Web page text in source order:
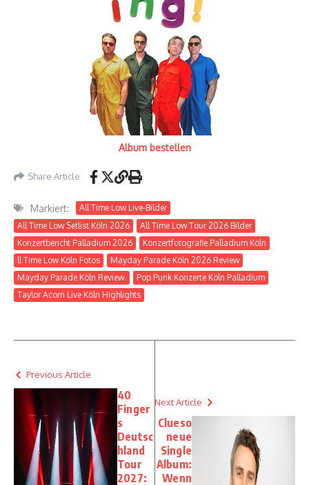
Album bestellen
Share Article
Markiert:
All Time Low Live-Bilder
All Time Low Setlist Köln 2026
All Time Low Tour 2026 Bilder
Konzertbericht Palladium 2026
Konzertfotografie Palladium Köln
ll Time Low Köln Fotos
Mayday Parade Köln 2026 Review
Mayday Parade Köln Review.
Pop Punk Konzerte Köln Palladium
Taylor Acorn Live Köln Highlights
Previous Article
40
Finger
s
Deutsc
hland
Tour
2027:
Next Article
Clueso
neue
Single
Album:
Wenn